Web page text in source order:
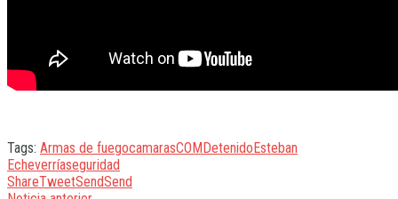
Tags: Armas de fuegocamarasCOMDetenidoEsteban
Echeverríaseguridad
ShareTweetSendSend